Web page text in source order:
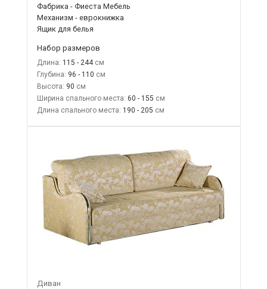
Фабрика - Фиеста Мебель
Механизм - еврокнижка
Ящик для белья
Набор размеров
Длина: 115 - 244
Глубина: 96 - 110
Высота: 90
Ширина спального места: 60 - 155
Длина спального места: 190 - 205
Диван